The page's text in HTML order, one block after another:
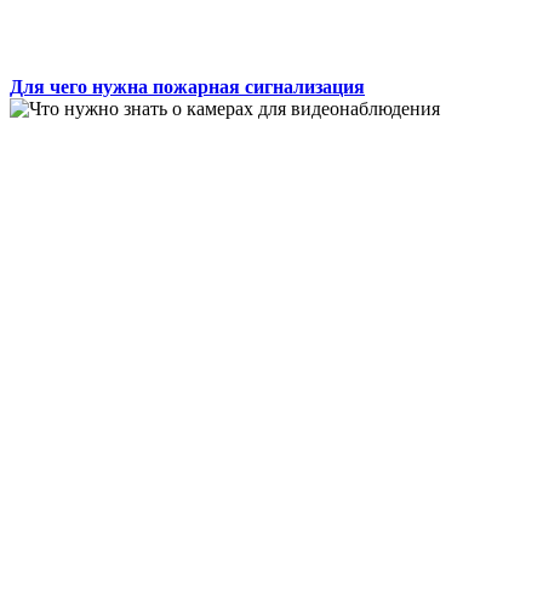
Для чего нужна пожарная сигнализация